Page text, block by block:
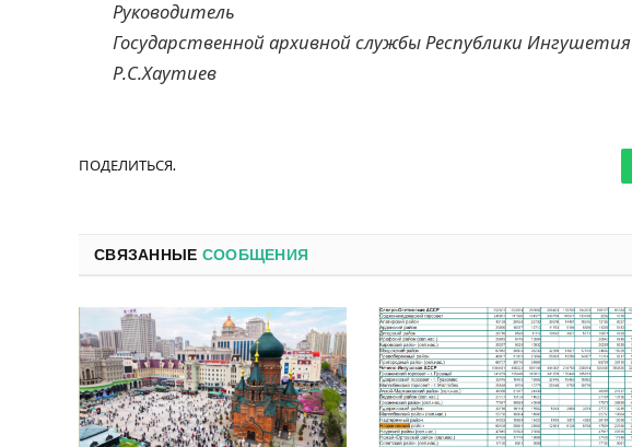
Руководитель
Государственной архивной службы Республики Ингушетия
Р.С.Хаутиев
ПОДЕЛИТЬСЯ.
СВЯЗАННЫЕ СООБЩЕНИЯ